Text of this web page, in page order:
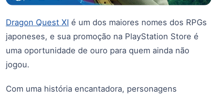
Dragon Quest XI é um dos maiores nomes dos RPGs
japoneses, e sua promoção na PlayStation Store é
uma oportunidade de ouro para quem ainda não
jogou.
Com uma história encantadora, personagens